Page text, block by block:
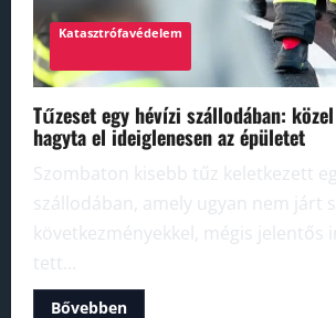
Katasztrófavédelem
Tűzeset egy hévízi szállodában:
hagyta el ideiglenesen az épületet
Szombaton kisebb tűz keletkezett
szállodában, amely ugyan nem járt
következményekkel, mégis jelentős
tett...
BővebbenRead